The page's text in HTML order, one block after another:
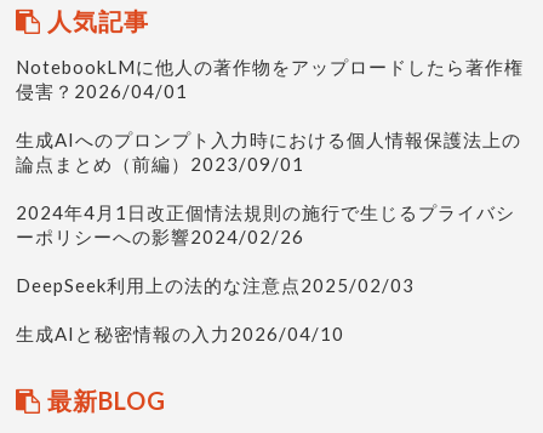
人気記事
NotebookLMに他人の著作物をアップロードしたら著作権
侵害？2026/04/01
生成AIへのプロンプト入力時における個人情報保護法上の
論点まとめ（前編）2023/09/01
2024年4月1日改正個情法規則の施行で生じるプライバシ
ーポリシーへの影響2024/02/26
DeepSeek利用上の法的な注意点2025/02/03
生成AIと秘密情報の入力2026/04/10
最新BLOG